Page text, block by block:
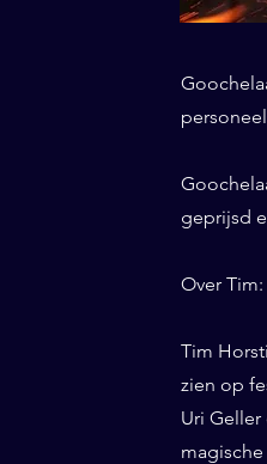
geprijsd
Over Tim:
Tim
zien op
Uri